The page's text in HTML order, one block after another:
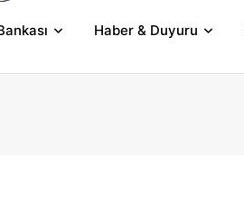
Haber & Duyuru